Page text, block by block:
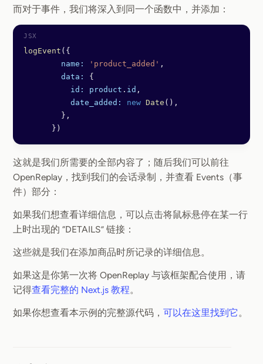
而对于事件，我们将深入到同一个函数中，并添加：
logEvent ({
        name:
'product_added' ,
        data:
{
          id:
product . id ,
          date_added:
new Date (),
        },
      })
这就是我们所需要的全部内容了；随后我们可以前往
OpenReplay，找到我们的会话录制，并查看 Events（事
件）部分：
如果我们想查看详细信息，可以点击将鼠标悬停在某一行
上时出现的 “DETAILS” 链接：
这些就是我们在添加商品时所记录的详细信息。
如果这是你第一次将 OpenReplay 与该框架配合使用，请
记得查看完整的 Next.js 教程。
如果你想查看本示例的完整源代码， 可以在这里找到它。